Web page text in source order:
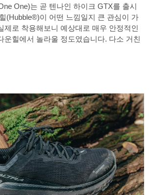
One)는 곧 텐나인 하이크 GTX를 출시
(Hubble®)이 어떤 느낌일지 큰 관심이 가
제로 착용해보니 예상대로 매우 안정적인
운힐에서 놀라울 정도였습니다. 다소 거친